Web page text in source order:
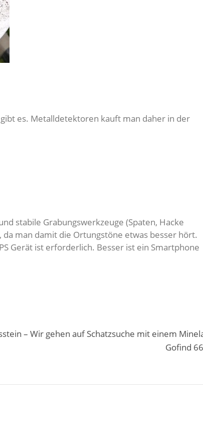
es. Metalldetektoren kauft man daher in der
stabile Grabungswerkzeuge (Spaten, Hacke
man damit die Ortungstöne etwas besser hört.
Gerät ist erforderlich. Besser ist ein Smartphone
– Wir gehen auf Schatzsuche mit einem
Gofind 66